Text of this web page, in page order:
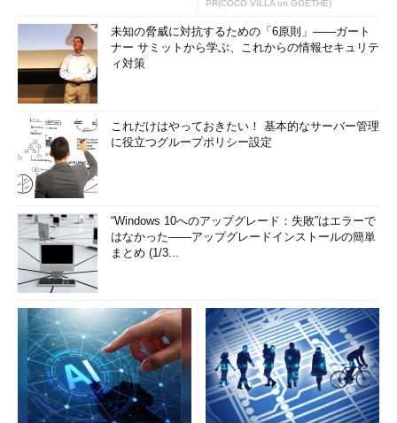
挙動から、利用されているOSの推測を行うことも可能である。
これらの2つの機能を同時に使用したい場合は「-A」オプショ
ンを用いることで実現可能である。両方のオプションを有効にす
る「-A」オプションを用いた結果を以下に示す。なお対象は筆者
の自宅にあった非常に古いルータである。
Interesting
Not shown
21/tcp open  ftp MegaBit Gear
ftpd
/ tcp open  http
|
  HTTP
| _ HTML title: Site doesn
't have a title.
MAC Address: xx:xx:xx:xx:xx:xx (yyy)
Device type: VoIP gateway
Running: ShoreTel embedded
OS details: ShoreTel ShoreGear-T1 VoIP switch
Network Distance: 1 hop
PR(COCO VILLA on GOETHE)
未知の脅威に対抗するための「6原則」――ガート
ナー サミットから学ぶ、これからの情報セキュリテ
ィ対策
これだけはやっておきたい！ 基本的なサーバー管理
に役立つグループポリシー設定
“Windows 10へのアップグレード：失敗”はエラーで
はなかった――アップグレードインストールの簡単
まとめ (1/3...